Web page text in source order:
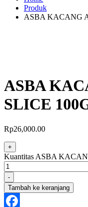
Produk
ASBA KACANG
ASBA
SLICE
Rp26,000.00
+
Kuantitas ASBA
-
Tambah ke keranjang